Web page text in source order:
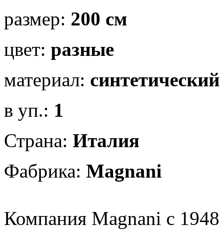
размер: 200 см
цвет: разные
материал: синтетический
в уп.: 1
Страна: Италия
Фабрика: Magnani
Компания Magnani с 1948